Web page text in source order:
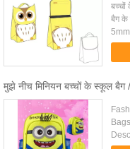
बच्चों
बैग के
मुझे नीच मिनियन बच्चों के स्कूल बैग